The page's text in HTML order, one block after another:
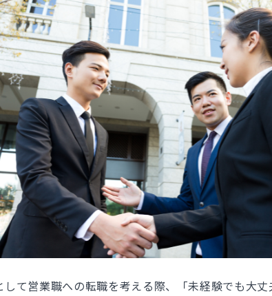
して営業職への転職を考える際、「未経験でも大